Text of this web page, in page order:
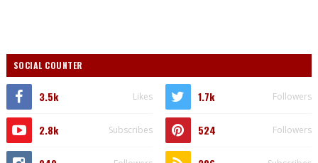
SOCIAL COUNTER
3.5k Likes 1.7k Followers
2.8k Subscribes 524 Followers